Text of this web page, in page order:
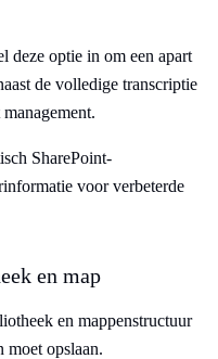
deze optie in om een apart
de volledige transcriptie
SharePoint-
voor verbeterde
en map
en mappenstructuur
moet opslaan.